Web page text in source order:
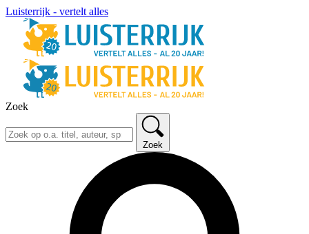
Luisterrijk - vertelt alles
Zoek
Zoek